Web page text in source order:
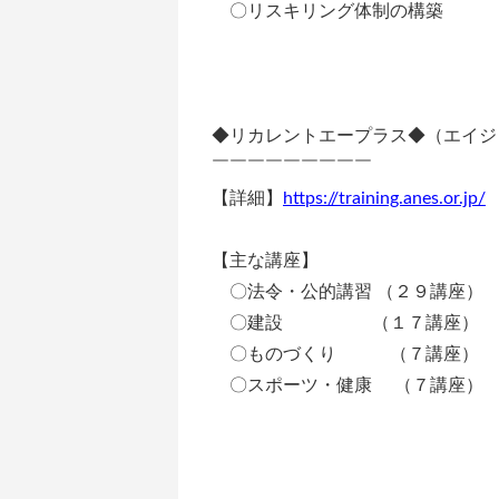
〇リスキリング体制の構築
◆リカレントエープラス◆（エイジ
￣￣￣￣￣￣￣￣￣
【詳細】
https://training.anes.or.jp/
【主な講座】
〇法令・公的講習 （２９講座）
〇建設 （１７講座）
〇ものづくり （７講座）
〇スポーツ・健康 （７講座）